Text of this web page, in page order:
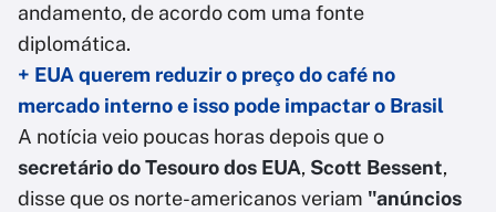
andamento, de acordo com uma fonte
diplomática.
+ EUA querem reduzir o preço do café no
mercado interno e isso pode impactar o Brasil
A notícia veio poucas horas depois que o
secretário do Tesouro dos EUA, Scott Bessent,
disse que os norte-americanos veriam "anúncios